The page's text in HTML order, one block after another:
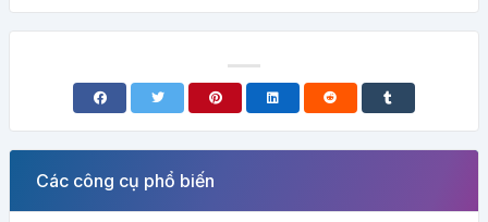
Các công cụ phổ biến